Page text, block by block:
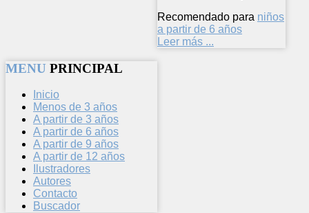
Recomendado para niños
a partir de 6 años
Leer más ...
MENU PRINCIPAL
Inicio
Menos de 3 años
A partir de 3 años
A partir de 6 años
A partir de 9 años
A partir de 12 años
Ilustradores
Autores
Contacto
Buscador